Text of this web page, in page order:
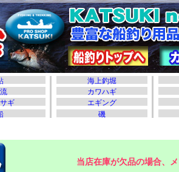
当店在庫が欠品の場合、